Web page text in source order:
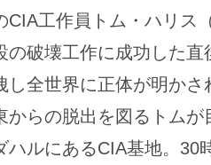
CIA工作員トム・ハリス
の破壊工作に成功した
し全世界に正体が明か
からの脱出を図るトム
ハルにあるCIA基地。30